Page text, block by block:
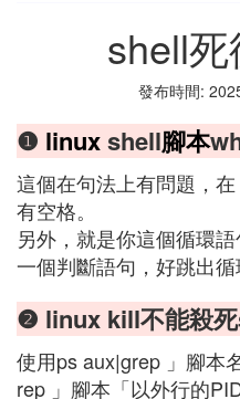
shell
發布時間:
❶ linuxshell腳本
這個在句法上有問題，
有空格。
另外，就是你這個循環
一個判斷語句，好跳出循
❷ linux kill不能殺
使用ps aux|grep 」腳本
rep 」腳本「以外行的PID